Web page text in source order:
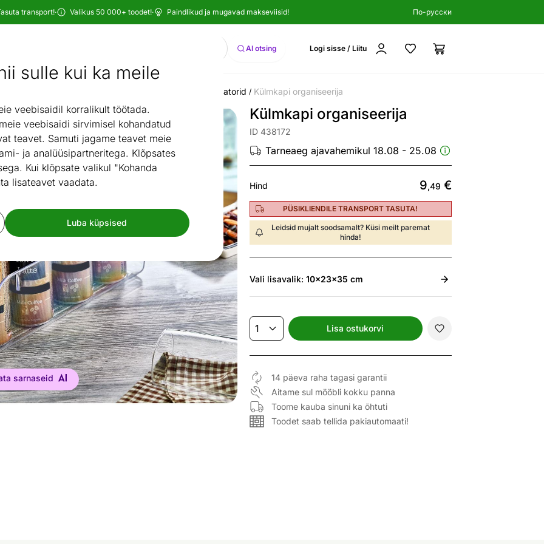
sulle kui ka meile
veebisaidil korralikult töötada.
veebisaidi sirvimisel kohandatud
teavet. Samuti jagame teavet meie
ja analüüsipartneritega. Klõpsates
Kui klõpsate valikul "Kohanda
lisateavet vaadata.
Luba küpsised
transport!· Valikus 50 000+ toodet!· Paindlikud ja mugavad makseviisid! По-русски
Otsi AI otsing Logi sisse / Liitu
Sahtliorganisaatorid / Külmkapi organiseerija
sarnaseid
Külmkapi organiseerija
ID 438172
Tarneaeg ajavahemikul 18.08 - 25.08
Hind 9,49 €
PÜSIKLIENDILE TRANSPORT TASUTA!
Leidsid mujalt soodsamalt? Küsi meilt paremat
hinda!
Vali lisavalik: 10x23x35 cm
Lisa ostukorvi
14 päeva raha tagasi garantii
Aitame sul mööbli kokku panna
Toome kauba sinuni ka õhtuti
Toodet saab tellida pakiautomaati!